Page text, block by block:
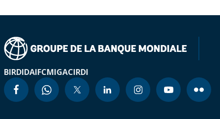
BIRDIDAIFCMIGACIRDI